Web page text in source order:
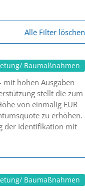
Alle Filter löschen
Baumaßnahmen
hohen Ausgaben
stellt die zum
von einmalig EUR
zu erhöhen.
der Identifikation mit
Baumaßnahmen